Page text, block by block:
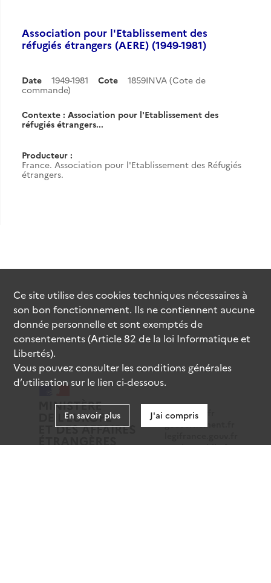
Association pour l'Etablissement des
réfugiés étrangers (AERE) (1949-1981)
Date 1949-1981 Cote
1859INVA (Cote de
commande)
Contexte : Association pour l'Etablissement des
réfugiés étrangers...
Producteur :
France. Association pour l'Etablissement des Réfugiés
étrangers.
data.gouv.fr
gouvernement.fr
service-public.fr
Ce site utilise descookiestechniques nécessaires à
son bon fonctionnement. Ils ne contiennent aucune
donnée personnelle et sont exemptés de
consentements (Article 82 de la loi Informatique et
Libertés).
Vous pouvez consulter les conditions générales
d’utilisation sur le lien ci-dessous.
En savoir plus J'ai compris